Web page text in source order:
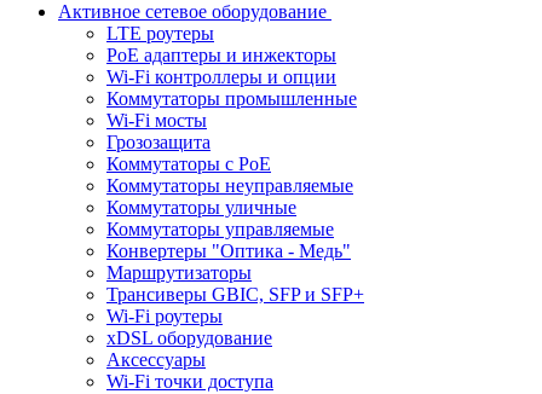
Активное сетевое оборудование
LTE роутеры
PoE адаптеры и инжекторы
Wi-Fi контроллеры и опции
Коммутаторы промышленные
Wi-Fi мосты
Грозозащита
Коммутаторы c PoE
Коммутаторы неуправляемые
Коммутаторы уличные
Коммутаторы управляемые
Конвертеры "Оптика - Медь"
Маршрутизаторы
Трансиверы GBIC, SFP и SFP+
Wi-Fi роутеры
xDSL оборудование
Аксессуары
Wi-Fi точки доступа